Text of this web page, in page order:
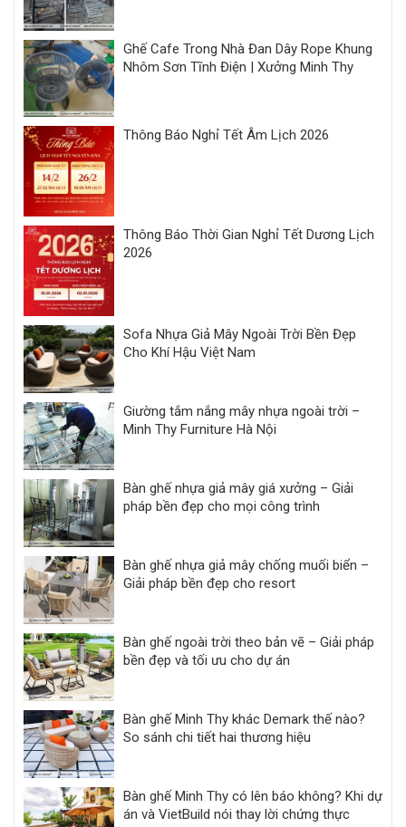
Ghế Cafe Trong Nhà Đan Dây Rope Khung
Nhôm Sơn Tĩnh Điện | Xưởng Minh Thy
Thông Báo Nghỉ Tết Âm Lịch 2026
Thông Báo Thời Gian Nghỉ Tết Dương Lịch
2026
Sofa Nhựa Giả Mây Ngoài Trời Bền Đẹp
Cho Khí Hậu Việt Nam
Giường tắm nắng mây nhựa ngoài trời –
Minh Thy Furniture Hà Nội
Bàn ghế nhựa giả mây giá xưởng – Giải
pháp bền đẹp cho mọi công trình
Bàn ghế nhựa giả mây chống muối biển –
Giải pháp bền đẹp cho resort
Bàn ghế ngoài trời theo bản vẽ – Giải pháp
bền đẹp và tối ưu cho dự án
Bàn ghế Minh Thy khác Demark thế nào?
So sánh chi tiết hai thương hiệu
Bàn ghế Minh Thy có lên báo không? Khi dự
án và VietBuild nói thay lời chứng thực